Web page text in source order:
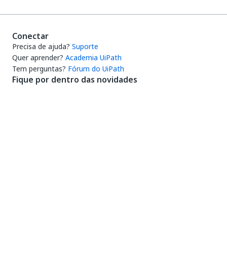
Conectar
Precisa de ajuda? Suporte
Quer aprender? Academia UiPath
Tem perguntas? Fórum do UiPath
Fique por dentro das novidades